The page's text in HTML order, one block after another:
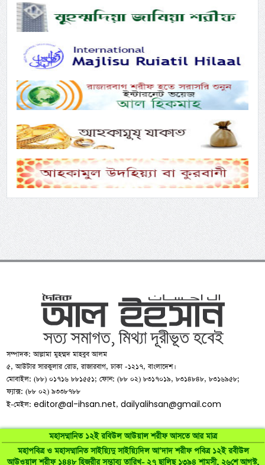
মহাসম্মানিত ১২ই রবিউল আউয়াল শরীফ আসতে আর মাত্র
মহাপবিত্র ও মহাসম্মানিত সাইয়্যিদু সাইয়্যিদিল আ’দাদ শরীফ পবিত্র ১২ই রবীউল
আউওয়াল শরীফ ১৪৪৮ হিজরীর সম্ভাব্য তারিখ- ২৭ ছালিছ ১৩৯৪ শামসী, ২৬শে আগস্ট,
সম্পাদক: আল্লামা মুহম্মদ মাহবুব আলম
৫, আউটার সারকুলার রোড, রাজারবাগ, ঢাকা -১২১৭, বাংলাদেশ।
মোবাইল: (৮৮) ০১৭১৬ ৮৮১৫৫১; ফোন: (৮৮ ০২) ৮৩১৭০১৯, ৮৩১৪৮৪৮, ৮৩১৬৯৫৮;
ফ্যাক্স: (৮৮ ০২) ৯৩৩৮৭৮৮
ই-মেইল:editor@al-ihsan.net,dailyalihsan@gmail.com